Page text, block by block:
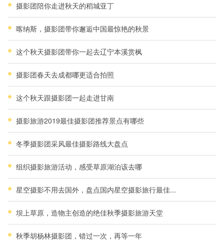
摄影团陪你走进秋天的稻城亚丁
喀纳斯，摄影团带你邂逅中国最惊艳的秋景
这个秋天摄影团带你一起去辽宁本溪赏枫
摄影团春天去成都哪更适合拍照
这个秋天跟摄影团一起走进甘南
摄影旅游2019最佳摄影团推荐景点有哪些
冬季摄影团采风最佳摄影路线大盘点
组织摄影旅游活动，感受草原湖泊该去哪
星空摄影不用去国外，盘点国内星空摄影旅行最佳...
坝上草原，造物主创造的绝佳秋季摄影旅游天堂
秋季胡杨林摄影团，错过一次，再等一年